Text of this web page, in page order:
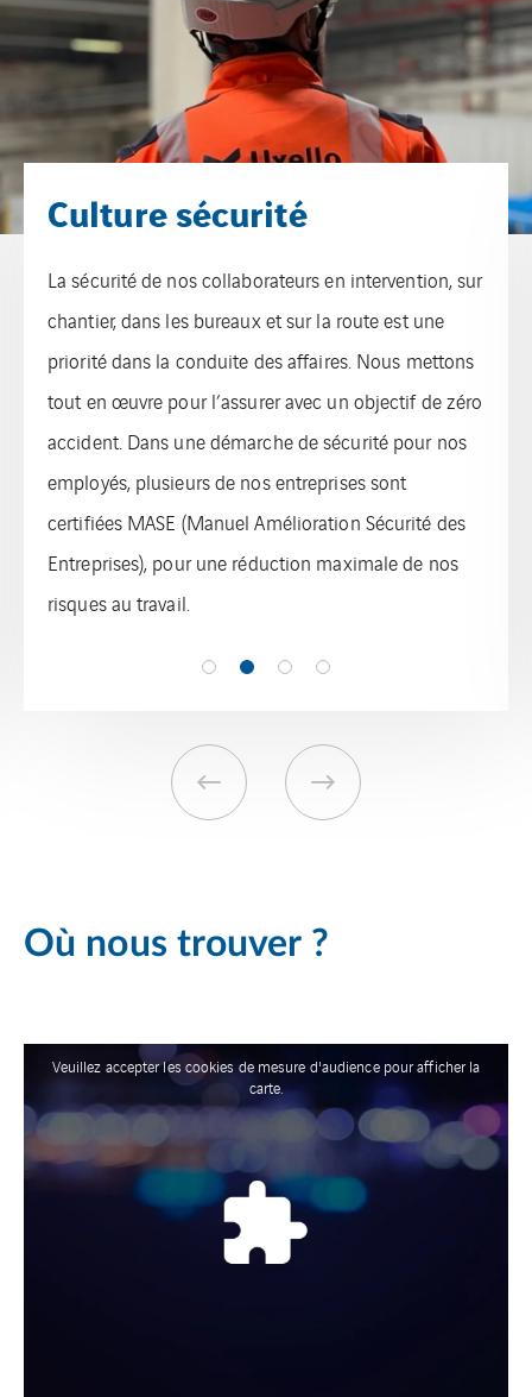
Culture sécurité
La sécurité de nos collaborateurs en intervention, sur
chantier, dans les bureaux et sur la route est une
priorité dans la conduite des affaires. Nous mettons
tout en œuvre pour l’assurer avec un objectif de zéro
accident. Dans une démarche de sécurité pour nos
employés, plusieurs de nos entreprises sont
certifiées MASE (Manuel Amélioration Sécurité des
Entreprises), pour une réduction maximale de nos
risques au travail.
Où nous trouver ?
Veuillez accepter les cookies de mesure d'audience pour afficher la
carte.